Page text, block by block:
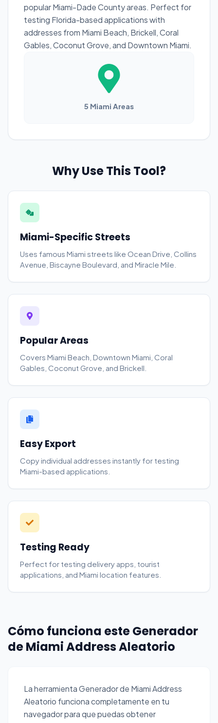
popular Miami-Dade County areas. Perfect for
testing Florida-based applications with
addresses from Miami Beach, Brickell, Coral
Gables, Coconut Grove, and Downtown Miami.
5 Miami Areas
Why Use This Tool?
Miami-Specific Streets
Uses famous Miami streets like Ocean Drive, Collins
Avenue, Biscayne Boulevard, and Miracle Mile.
Popular Areas
Covers Miami Beach, Downtown Miami, Coral
Gables, Coconut Grove, and Brickell.
Easy Export
Copy individual addresses instantly for testing
Miami-based applications.
Testing Ready
Perfect for testing delivery apps, tourist
applications, and Miami location features.
Cómo funciona este Generador
de Miami Address Aleatorio
La herramienta Generador de Miami Address
Aleatorio funciona completamente en tu
navegador para que puedas obtener